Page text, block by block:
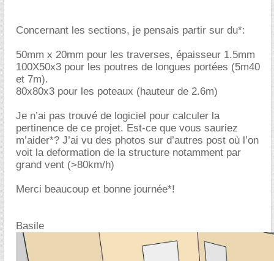
Concernant les sections, je pensais partir sur du*:
50mm x 20mm pour les traverses, épaisseur 1.5mm
100X50x3 pour les poutres de longues portées (5m40
et 7m).
80x80x3 pour les poteaux (hauteur de 2.6m)
Je n’ai pas trouvé de logiciel pour calculer la
pertinence de ce projet. Est-ce que vous sauriez
m’aider*? J’ai vu des photos sur d’autres post où l’on
voit la deformation de la structure notamment par
grand vent (>80km/h)
Merci beaucoup et bonne journée*!
Basile